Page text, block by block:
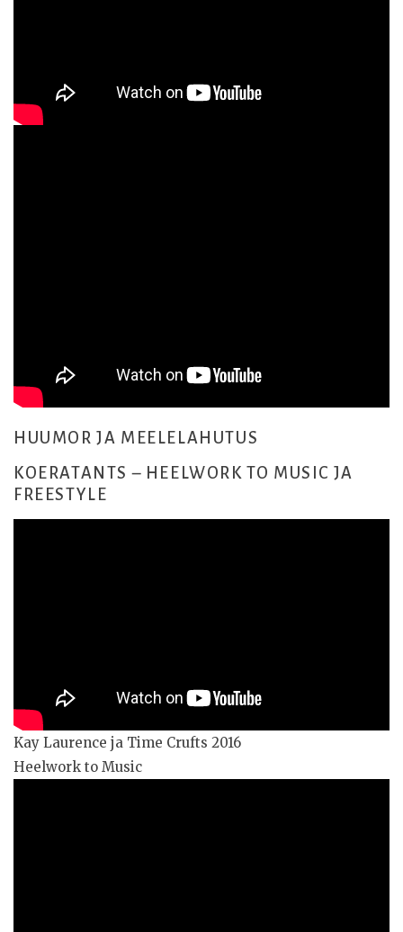
HUUMOR JA MEELELAHUTUS
KOERATANTS – HEELWORK TO MUSIC JA
FREESTYLE
Kay Laurence ja Time Crufts 2016
Heelwork to Music